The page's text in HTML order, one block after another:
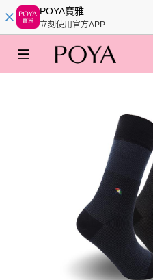
POYA寶雅
立刻使用官方APP